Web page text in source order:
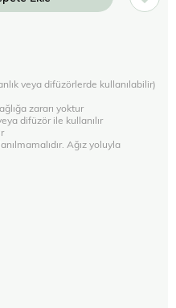
veya difüzörlerde kullanılabilir)
zararı yoktur
difüzör ile kullanılır
Ağız yoluyla